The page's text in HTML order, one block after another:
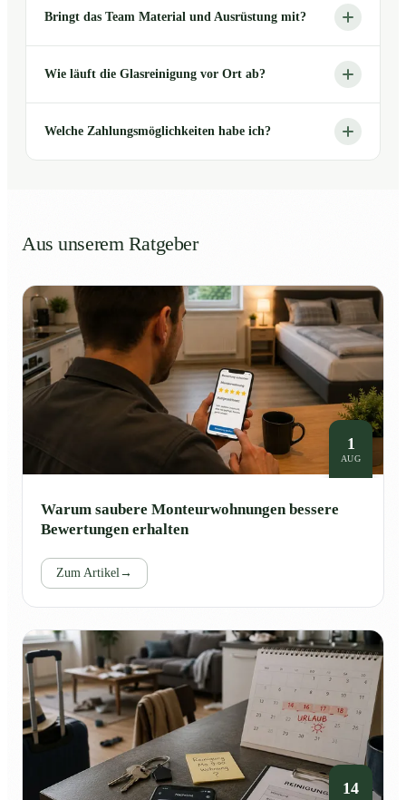
Bringt das Team Material und Ausrüstung mit?
Wie läuft die Glasreinigung vor Ort ab?
Welche Zahlungsmöglichkeiten habe ich?
Aus unserem Ratgeber
1
AUG
Warum saubere Monteurwohnungen bessere
Bewertungen erhalten
Zum Artikel→
14